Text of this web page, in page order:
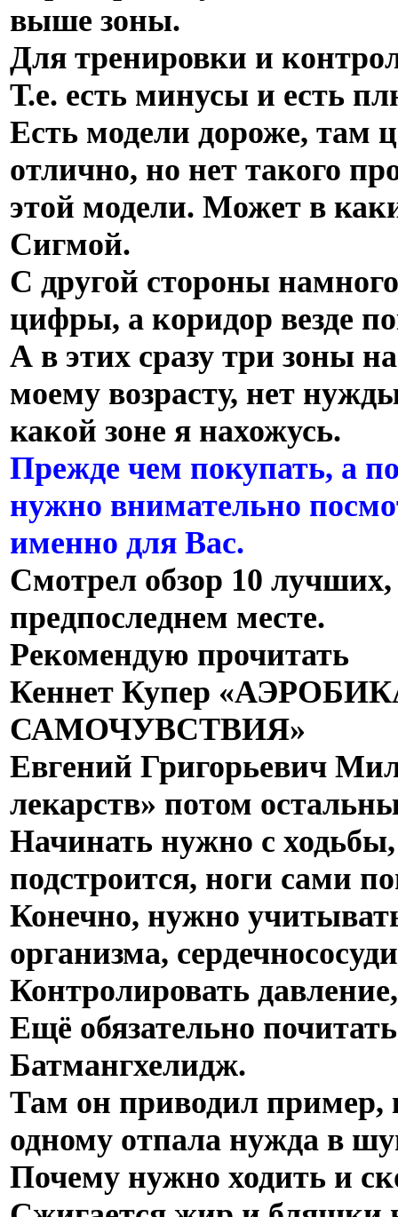
выше зоны.
Для тренировки и
Т.е. есть минусы и есть
Есть модели дороже, там
отлично, но нет такого
этой модели. Может в
Сигмой.
С другой стороны
цифры, а коридор везде
А в этих сразу три зоны
моему возрасту, нет
какой зоне я нахожусь.
Прежде чем покупать, а
нужно внимательно
именно для Вас.
Смотрел обзор 10
предпоследнем месте.
Рекомендую прочитать
Кеннет Купер
САМОЧУВСТВИЯ»
Евгений Григорьевич
лекарств» потом
Начинать нужно с ходьбы,
подстроится, ноги сами
Конечно, нужно
организма,
Контролировать
Ещё обязательно
Батмангхелидж.
Там он приводил
одному отпала нужда в
Почему нужно ходить и